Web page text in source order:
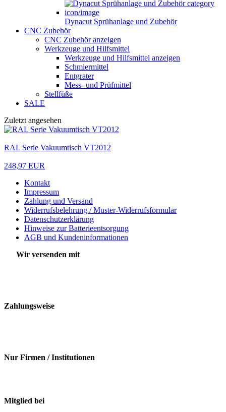
Dynacut Sprühanlage und Zubehör
CNC Zubehör
CNC Zubehör anzeigen
Werkzeuge und Hilfsmittel
Werkzeuge und Hilfsmittel anzeigen
Schmiermittel
Entgrater
Mess- und Prüfmittel
Stellfüße
SALE
Zuletzt angesehen
RAL Serie Vakuumtisch VT2012
248,97 EUR
Kontakt
Impressum
Zahlung und Versand
Widerrufsbelehrung / Muster-Widerrufsformular
Datenschutzerklärung
Hinweise zur Batterieentsorgung
AGB und Kundeninformationen
Wir versenden mit
Zahlungsweise
Nur Firmen / Institutionen
Mitglied bei